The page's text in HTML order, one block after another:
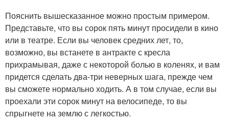
Пояснить вышесказанное можно простым примером.
Представьте, что вы сорок пять минут просидели в кино
или в театре. Если вы человек средних лет, то,
возможно, вы встанете в антракте с кресла
прихрамывая, даже с некоторой болью в коленях, и вам
придется сделать два-три неверных шага, прежде чем
вы сможете нормально ходить. А в том случае, если вы
проехали эти сорок минут на велосипеде, то вы
спрыгнете на землю с легкостью.